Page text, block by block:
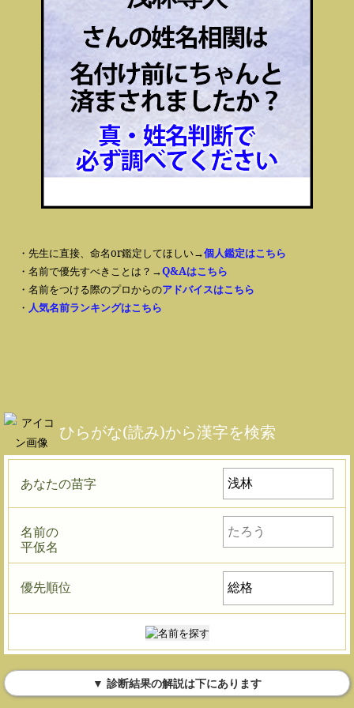
・先生に直接、命名or鑑定してほしい→個人鑑定はこちら
・名前で優先すべきことは？→Q&Aはこちら
・名前をつける際のプロからのアドバイスはこちら
・ 人気名前ランキングはこちら
ひらがな(読み)から漢字を検索
あなたの苗字
名前の
平仮名
優先順位
▼ 診断結果の解説は下にあります